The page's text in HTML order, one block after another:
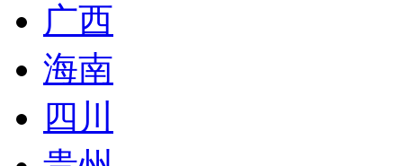
广西
海南
四川